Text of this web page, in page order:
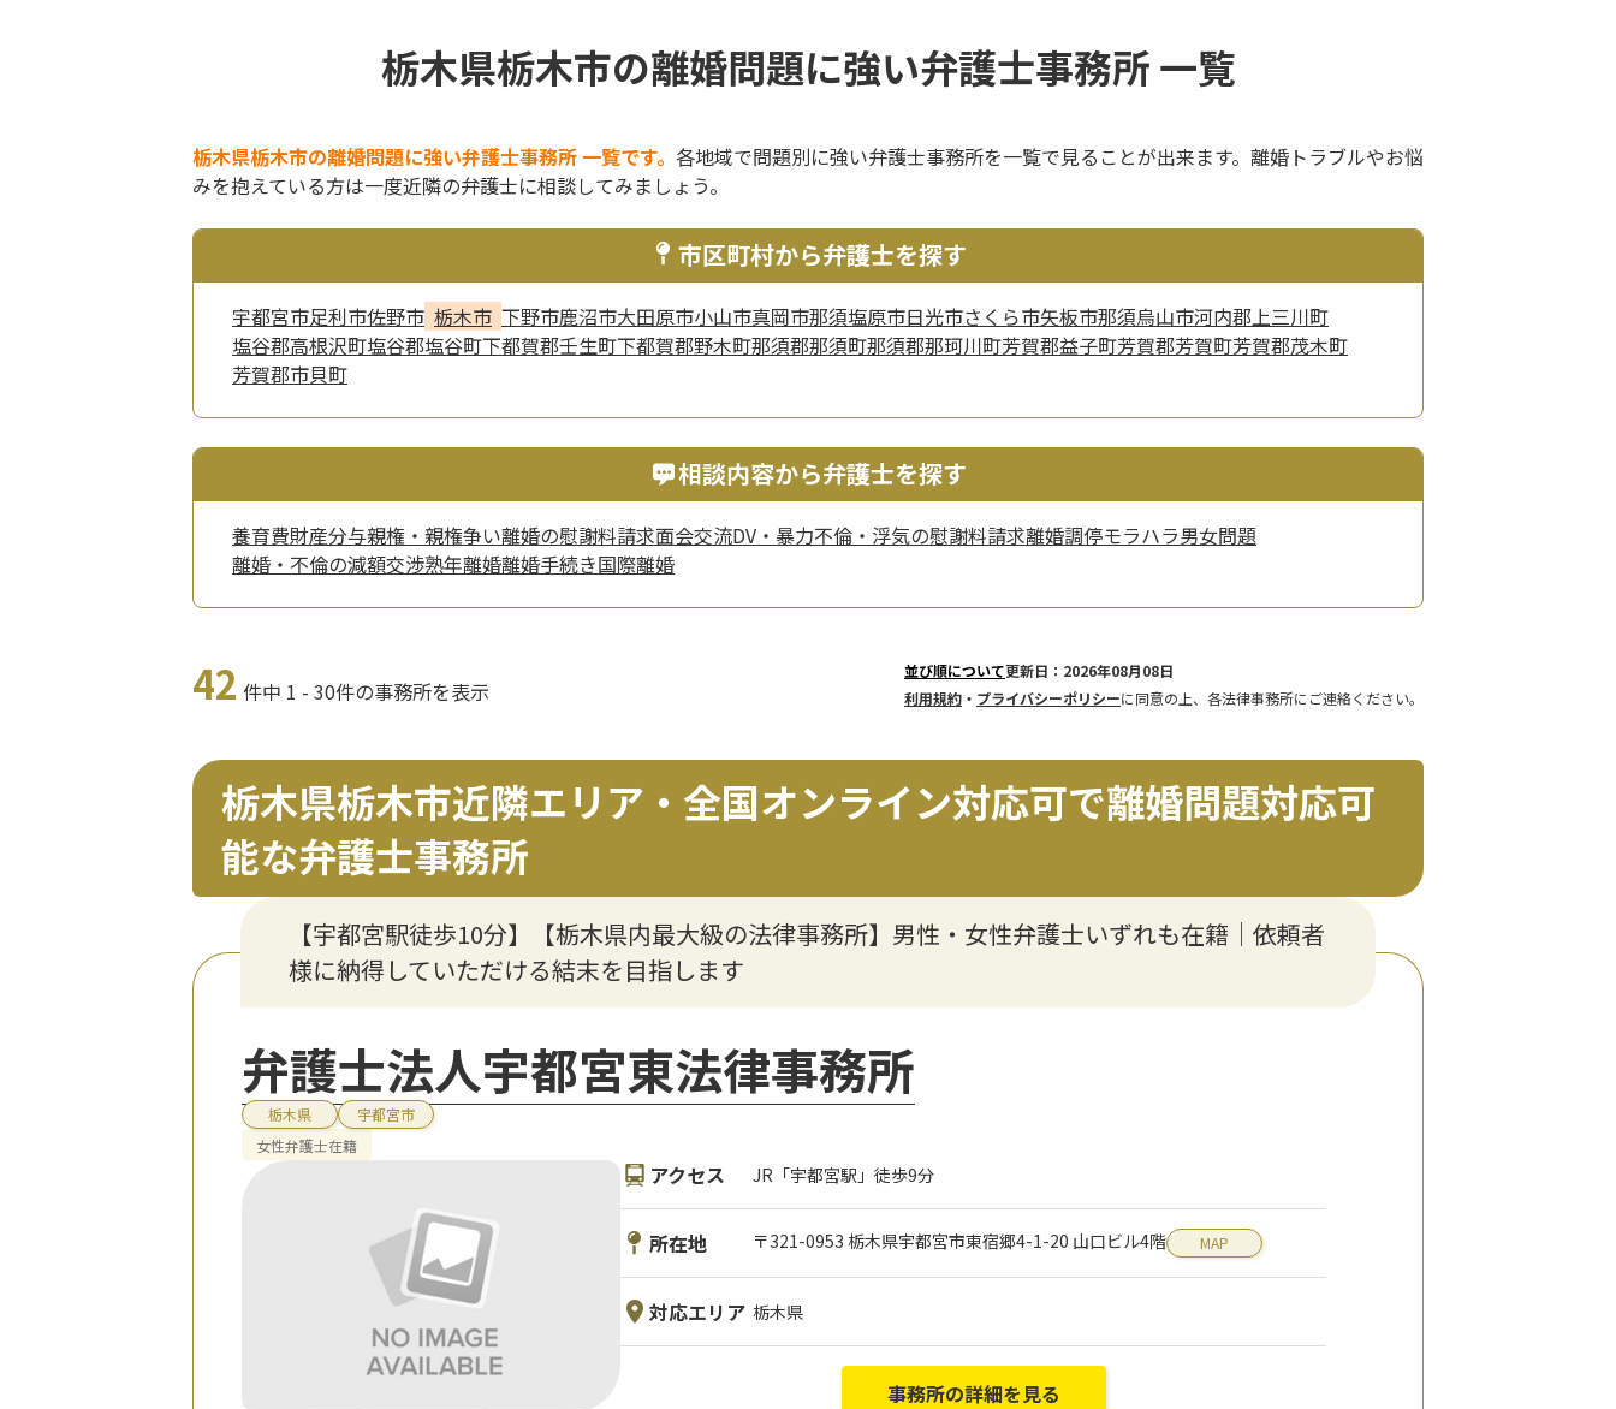
栃木県栃木市の離婚問題に強い弁護士事務所 一覧
栃木県栃木市の離婚問題に強い弁護士事務所 一覧です。 各地域で問題別に強い弁護士事務所を一覧で見ることが出来ます。離婚トラブルやお悩
みを抱えている方は一度近隣の弁護士に相談してみましょう。
市区町村から弁護士を探す
宇都宮市足利市佐野市 栃木市 下野市鹿沼市大田原市小山市真岡市那須塩原市日光市さくら市矢板市那須烏山市河内郡上三川町
塩谷郡高根沢町塩谷郡塩谷町下都賀郡壬生町下都賀郡野木町那須郡那須町那須郡那珂川町芳賀郡益子町芳賀郡芳賀町芳賀郡茂木町
芳賀郡市貝町
相談内容から弁護士を探す
養育費財産分与親権・親権争い離婚の慰謝料請求面会交流DV・暴力不倫・浮気の慰謝料請求離婚調停モラハラ男女問題
離婚・不倫の減額交渉熟年離婚離婚手続き国際離婚
42 件中 1 - 30件の事務所を表示
並び順について更新日：2026年08月08日
利用規約 ・ プライバシーポリシーに同意の上、各法律事務所にご連絡ください。
栃木県栃木市近隣エリア・全国オンライン対応可で離婚問題対応可
能な弁護士事務所
【宇都宮駅徒歩10分】【栃木県内最大級の法律事務所】男性・女性弁護士いずれも在籍｜依頼者
様に納得していただける結末を目指します
弁護士法人宇都宮東法律事務所
栃木県
宇都宮市
女性弁護士在籍
アクセス JR「宇都宮駅」徒歩9分
所在地 〒321-0953 栃木県宇都宮市東宿郷4-1-20 山口ビル4階 MAP
対応エリア 栃木県
事務所の詳細を見る